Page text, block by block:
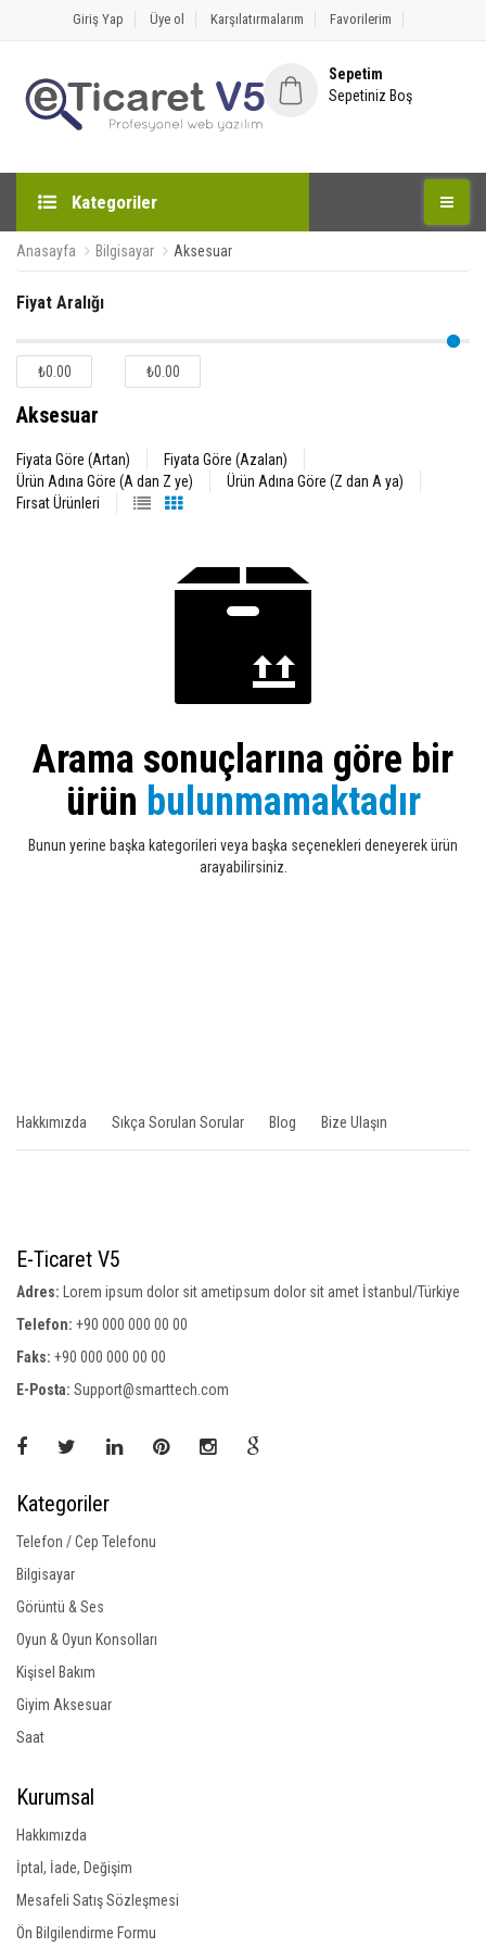
Giriş Yap Üye ol Karşılatırmalarım Favorilerim
Sepetim
Sepetiniz Boş
Kategoriler
Anasayfa Bilgisayar Aksesuar
Fiyat Aralığı
₺0.00 ₺0.00
Aksesuar
Fiyata Göre (Artan)
Fiyata Göre (Azalan)
Ürün Adına Göre (A dan Z ye)
Ürün Adına Göre (Z dan A ya)
Fırsat Ürünleri
Arama sonuçlarına göre bir
ürün bulunmamaktadır
Bunun yerine başka kategorileri veya başka seçenekleri deneyerek ürün
arayabilirsiniz.
Hakkımızda Sıkça Sorulan Sorular Blog Bize Ulaşın
E-Ticaret V5
Adres: Lorem ipsum dolor sit ametipsum dolor sit amet İstanbul/Türkiye
Telefon: +90 000 000 00 00
Faks: +90 000 000 00 00
E-Posta: Support@smarttech.com
Kategoriler
Telefon / Cep Telefonu
Bilgisayar
Görüntü & Ses
Oyun & Oyun Konsolları
Kişisel Bakım
Giyim Aksesuar
Saat
Kurumsal
Hakkımızda
İptal, İade, Değişim
Mesafeli Satış Sözleşmesi
Ön Bilgilendirme Formu